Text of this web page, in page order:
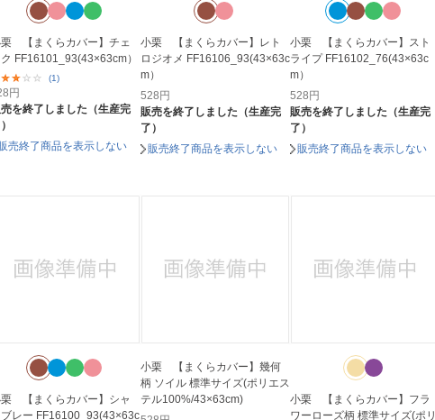
【まくらカバー】チェ
ク FF16101_93(43×63cm）
(1)
円
を終了しました（生産完
売終了商品を表示しない
小栗 【まくらカバー】レト
ロジオメ FF16106_93(43×63c
m）
528円
販売を終了しました（生産完
了）
販売終了商品を表示しない
小栗 【まくらカバー】スト
ライプ FF16102_76(43×63c
m）
528円
販売を終了しました（生産完
了）
販売終了商品を表示しない
【まくらカバー】シャ
ブレー FF16100_93(43×63c
小栗 【まくらカバー】幾何
柄 ソイル 標準サイズ(ポリエス
テル100%/43×63cm)
小栗 【まくらカバー】フラ
ワーローズ柄 標準サイズ(ポリ